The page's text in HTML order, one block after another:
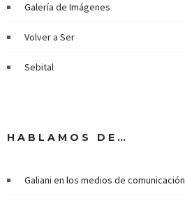
Galería de Imágenes
Volver a Ser
Sebital
HABLAMOS DE…
Galiani en los medios de comunicación